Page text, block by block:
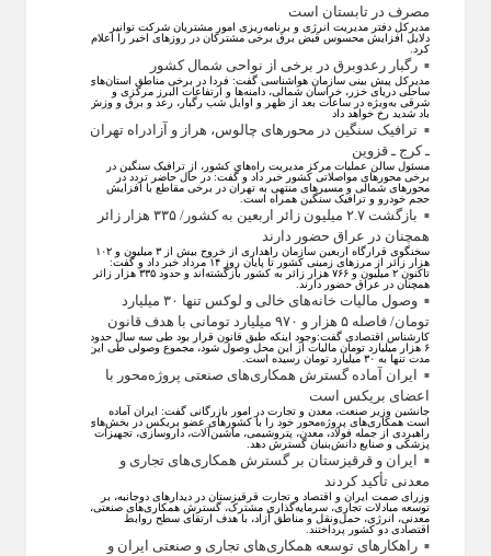
مصرف در تابستان است
مدیرکل دفتر مدیریت انرژی و برنامه‌ریزی امور مشتریان شرکت توانیر
دلایل افزایش محسوس قبض برق برخی مشترکان در روزهای اخیر را اعلام
کرد.
رگبار رعدوبرق در برخی از نواحی شمال کشور
مدیرکل پیش بینی سازمان هواشناسی گفت: فردا در برخی مناطق استان‌های
ساحلی دریای خزر، خراسان شمالی، دامنه‌ها و ارتفاعات البرز مرکزی و
شرقی به‌ویژه در ساعات بعد از ظهر و اوایل شب رگبار، رعد و برق و وزش
باد شدید رخ خواهد داد
ترافیک سنگین در محورهای چالوس، هراز و آزادراه تهران
ـ کرج ـ قزوین
مسئول سالن عملیات مرکز مدیریت راه‌های کشور، از ترافیک سنگین در
برخی محورهای مواصلاتی کشور خبر داد و گفت: در حال حاضر تردد در
محورهای شمالی و مسیرهای منتهی به تهران در برخی مقاطع با افزایش
حجم خودرو و ترافیک سنگین همراه است.
بازگشت ۲.۷ میلیون زائر اربعین به کشور/ ۳۳۵ هزار زائر
همچنان در عراق حضور دارند
سخنگوی قرارگاه اربعین سازمان راهداری از خروج بیش از ۳ میلیون و ۱۰۲
هزار زائر از مرز‌های زمینی کشور تا پایان روز ۱۴ مرداد خبر داد و گفت:
تاکنون ۲ میلیون و ۷۶۶ هزار زائر به کشور بازگشته‌اند و حدود ۳۳۵ هزار زائر
همچنان در عراق حضور دارند.
وصول مالیات خانه‌های خالی و لوکس تنها ۳۰ میلیارد
تومان/ فاصله ۵ هزار و ۹۷۰ میلیارد تومانی با هدف قانون
کارشناس اقتصادی گفت:وجود اینکه طبق قانون قرار بود طی سه سال حدود
۶ هزار میلیارد تومان مالیات از این محل وصول شود، مجموع وصولی طی این
مدت تنها به ۳۰ میلیارد تومان رسیده است.
ایران آماده گسترش همکاری‌های صنعتی پروژه‌محور با
اعضای بریکس است
جانشین وزیر صنعت، معدن و تجارت در امور بازرگانی گفت: ایران آماده
است همکاری‌های پروژه‌محور خود را با کشور‌های عضو بریکس در بخش‌های
راهبردی از جمله فولاد، معدن، پتروشیمی، ماشین‌آلات، داروسازی، تجهیزات
پزشکی و صنایع دانش‌بنیان گسترش دهد.
ایران و قرقیزستان بر گسترش همکاری‌های تجاری و
معدنی تأکید کردند
وزرای صمت ایران و اقتصاد و تجارت قرقیزستان در دیدار‌های دوجانبه، بر
توسعه مبادلات تجاری، سرمایه‌گذاری مشترک، گسترش همکاری‌های صنعتی،
معدنی، انرژی، حمل‌ونقل و مناطق آزاد، با هدف ارتقای سطح روابط
اقتصادی دو کشور پرداختند.
راهکارهای توسعه همکاری‌های تجاری و صنعتی ایران و